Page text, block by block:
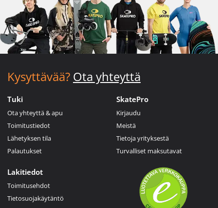
Kysyttävää? Ota yhteyttä
Tuki
Ota yhteyttä & apu
Toimitustiedot
Lähetyksen tila
Palautukset
SkatePro
Kirjaudu
Meistä
Tietoja yrityksestä
Turvalliset maksutavat
Lakitiedot
Toimitusehdot
Tietosuojakäytäntö